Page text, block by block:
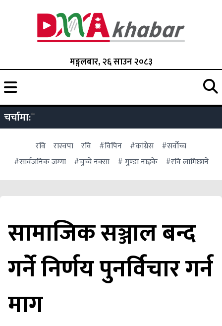
मङ्गलबार, २६ साउन २०८३
चर्चामा:
रवि रास्वपा रवि #विपिन #कांग्रेस
#सर्वोच्च
#सार्वजनिक जग्गा
#चुच्चे नक्सा # गुण्डा नाइके #रवि लामिछाने
सामाजिक सञ्जाल बन्द
गर्ने निर्णय पुनर्विचार गर्न
माग